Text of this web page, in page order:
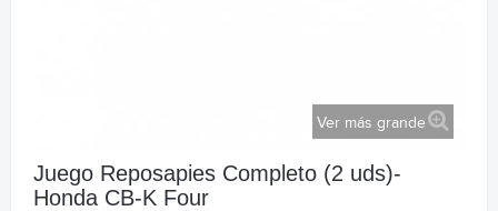
Ver más grande
Juego Reposapies Completo (2 uds)-
Honda CB-K Four